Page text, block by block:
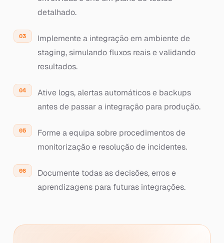
detalhado.
Implemente a integração em ambiente de
staging, simulando fluxos reais e validando
resultados.
Ative logs, alertas automáticos e backups
antes de passar a integração para produção.
Forme a equipa sobre procedimentos de
monitorização e resolução de incidentes.
Documente todas as decisões, erros e
aprendizagens para futuras integrações.